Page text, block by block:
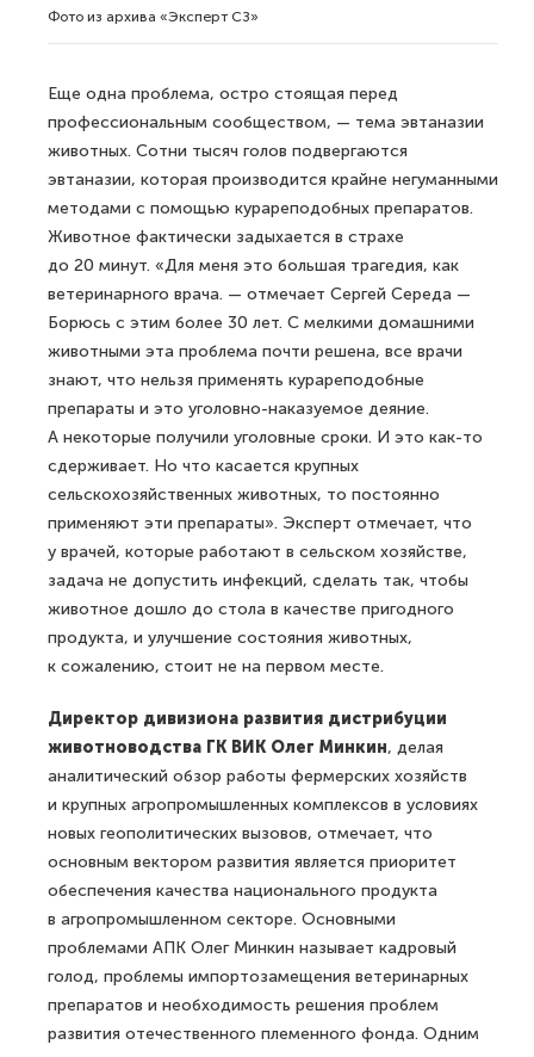
Фото из архива «Эксперт СЗ»
Еще одна проблема, остро стоящая перед
профессиональным сообществом, — тема эвтаназии
животных. Сотни тысяч голов подвергаются
эвтаназии, которая производится крайне негуманными
методами с помощью курареподобных препаратов.
Животное фактически задыхается в страхе
до 20 минут. «Для меня это большая трагедия, как
ветеринарного врача. — отмечает Сергей Середа —
Борюсь с этим более 30 лет. С мелкими домашними
животными эта проблема почти решена, все врачи
знают, что нельзя применять курареподобные
препараты и это уголовно-наказуемое деяние.
А некоторые получили уголовные сроки. И это как-то
сдерживает. Но что касается крупных
сельскохозяйственных животных, то постоянно
применяют эти препараты». Эксперт отмечает, что
у врачей, которые работают в сельском хозяйстве,
задача не допустить инфекций, сделать так, чтобы
животное дошло до стола в качестве пригодного
продукта, и улучшение состояния животных,
к сожалению, стоит не на первом месте.
Директор дивизиона развития дистрибуции
животноводства ГК ВИК Олег Минкин, делая
аналитический обзор работы фермерских хозяйств
и крупных агропромышленных комплексов в условиях
новых геополитических вызовов, отмечает, что
основным вектором развития является приоритет
обеспечения качества национального продукта
в агропромышленном секторе. Основными
проблемами АПК Олег Минкин называет кадровый
голод, проблемы импортозамещения ветеринарных
препаратов и необходимость решения проблем
развития отечественного племенного фонда. Одним